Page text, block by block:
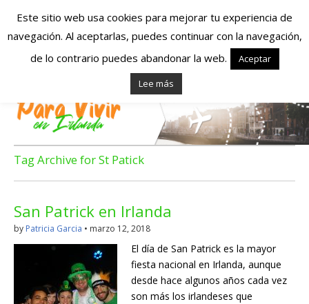
Españoles en
Irlanda – Vivir en
Irlanda – Trabajo
en Irlanda –
Alojamiento en
Irlanda
Blog dedicado a los que viven, estudian y trabajan en
Tag Archive for St Patick
San Patrick en Irlanda
by Patricia Garcia • marzo 12, 2018
El día de San Patrick es la mayor
fiesta nacional en Irlanda, aunque
desde hace algunos años cada vez
son más los irlandeses que
Este sitio web usa cookies para mejorar tu experiencia de
navegación. Al aceptarlas, puedes continuar con la navegación,
de lo contrario puedes abandonar la web.
Aceptar
Lee más